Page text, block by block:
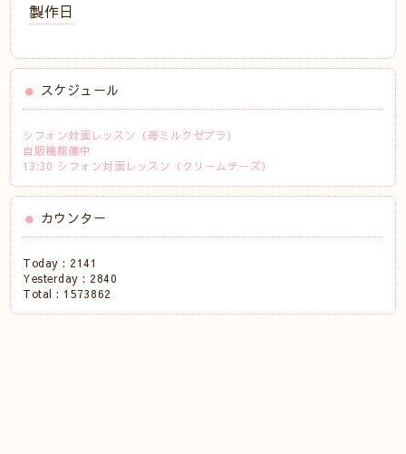
製作日
スケジュール
シフォン対面レッスン（苺ミルクゼブラ）
自販機稼働中
13:30 シフォン対面レッスン（クリームチーズ）
カウンター
Today : 2141
Yesterday : 2840
Total : 1573862